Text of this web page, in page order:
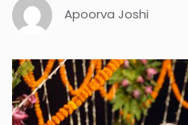
Apoorva Joshi